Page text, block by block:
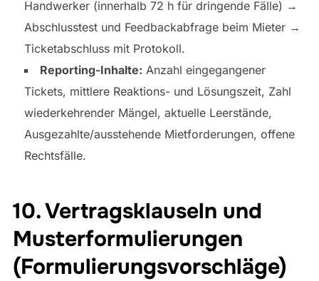
Handwerker (innerhalb 72 h für dringende Fälle) →
Abschlusstest und Feedbackabfrage beim Mieter →
Ticketabschluss mit Protokoll.
Reporting-Inhalte: Anzahl eingegangener
Tickets, mittlere Reaktions- und Lösungszeit, Zahl
wiederkehrender Mängel, aktuelle Leerstände,
Ausgezahlte/ausstehende Mietforderungen, offene
Rechtsfälle.
10. Vertragsklauseln und
Musterformulierungen
(Formulierungsvorschläge)